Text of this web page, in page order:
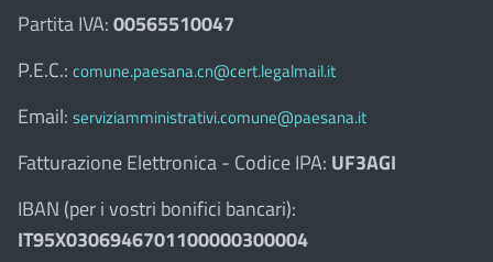
Partita IVA:00565510047
P.E.C.: comune.paesana.cn@cert.legalmail.it
Email: serviziamministrativi.comune@paesana.it
Fatturazione Elettronica - Codice IPA: UF3AGI
IBAN (per i vostri bonifici bancari):
IT95X0306946701100000300004